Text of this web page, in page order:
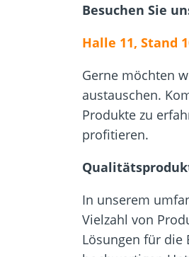
Besuchen Sie
Halle 11, Stand
Gerne möchten
austauschen.
Produkte zu
profitieren.
In unserem
Vielzahl von
Lösungen für die